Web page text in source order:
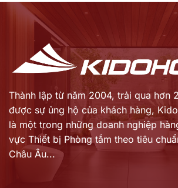
Thành lập từ năm 2004, trải qua hơn
được sự ủng hộ của khách hàng,
là một trong những doanh nghiệp
vực Thiết bị Phòng tắm theo tiêu
Châu Âu...